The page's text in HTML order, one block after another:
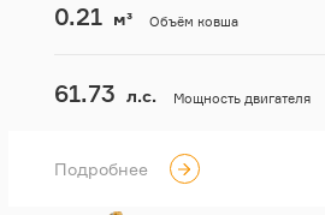
Объём ковша
0.21 м³
Мощность двигателя
61.73 л.с.
Подробнее